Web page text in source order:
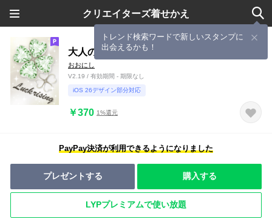
クリエイターズ着せかえ
トレンド検索ワードで新しいスタンプに
出会えるかも！
大人の運気アップ3(クローバー)
おおにし
V2.19 / 有効期間 - 期限なし
iOS 26デザイン部分対応
￥370 1%還元
PayPay決済が利用できるようになりました
プレゼントする 購入する
LYPプレミアムで使い放題